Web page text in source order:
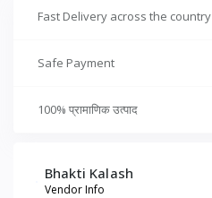
Fast Delivery across the country
Safe Payment
100% प्रामाणिक उत्पाद
Bhakti Kalash
Vendor Info